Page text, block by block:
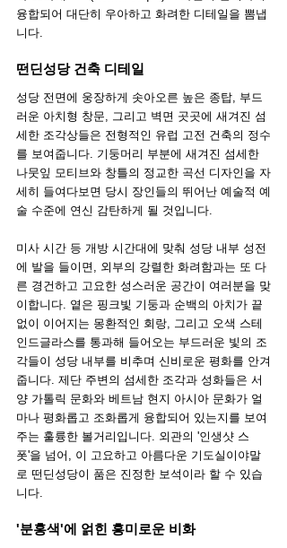
융합되어 대단히 우아하고 화려한 디테일을 뽐냅
니다.
떤딘성당 건축 디테일
성당 전면에 웅장하게 솟아오른 높은 종탑, 부드
러운 아치형 창문, 그리고 벽면 곳곳에 새겨진 섬
세한 조각상들은 전형적인 유럽 고전 건축의 정수
를 보여줍니다. 기둥머리 부분에 새겨진 섬세한
나뭇잎 모티브와 창틀의 정교한 곡선 디자인을 자
세히 들여다보면 당시 장인들의 뛰어난 예술적 예
술 수준에 연신 감탄하게 될 것입니다.
미사 시간 등 개방 시간대에 맞춰 성당 내부 성전
에 발을 들이면, 외부의 강렬한 화려함과는 또 다
른 경건하고 고요한 성스러운 공간이 여러분을 맞
이합니다. 옅은 핑크빛 기둥과 순백의 아치가 끝
없이 이어지는 몽환적인 회랑, 그리고 오색 스테
인드글라스를 통과해 들어오는 부드러운 빛의 조
각들이 성당 내부를 비추며 신비로운 평화를 안겨
줍니다. 제단 주변의 섬세한 조각과 성화들은 서
양 가톨릭 문화와 베트남 현지 아시아 문화가 얼
마나 평화롭고 조화롭게 융합되어 있는지를 보여
주는 훌륭한 볼거리입니다. 외관의 '인생샷 스
폿'을 넘어, 이 고요하고 아름다운 기도실이야말
로 떤딘성당이 품은 진정한 보석이라 할 수 있습
니다.
'분홍색'에 얽힌 흥미로운 비화